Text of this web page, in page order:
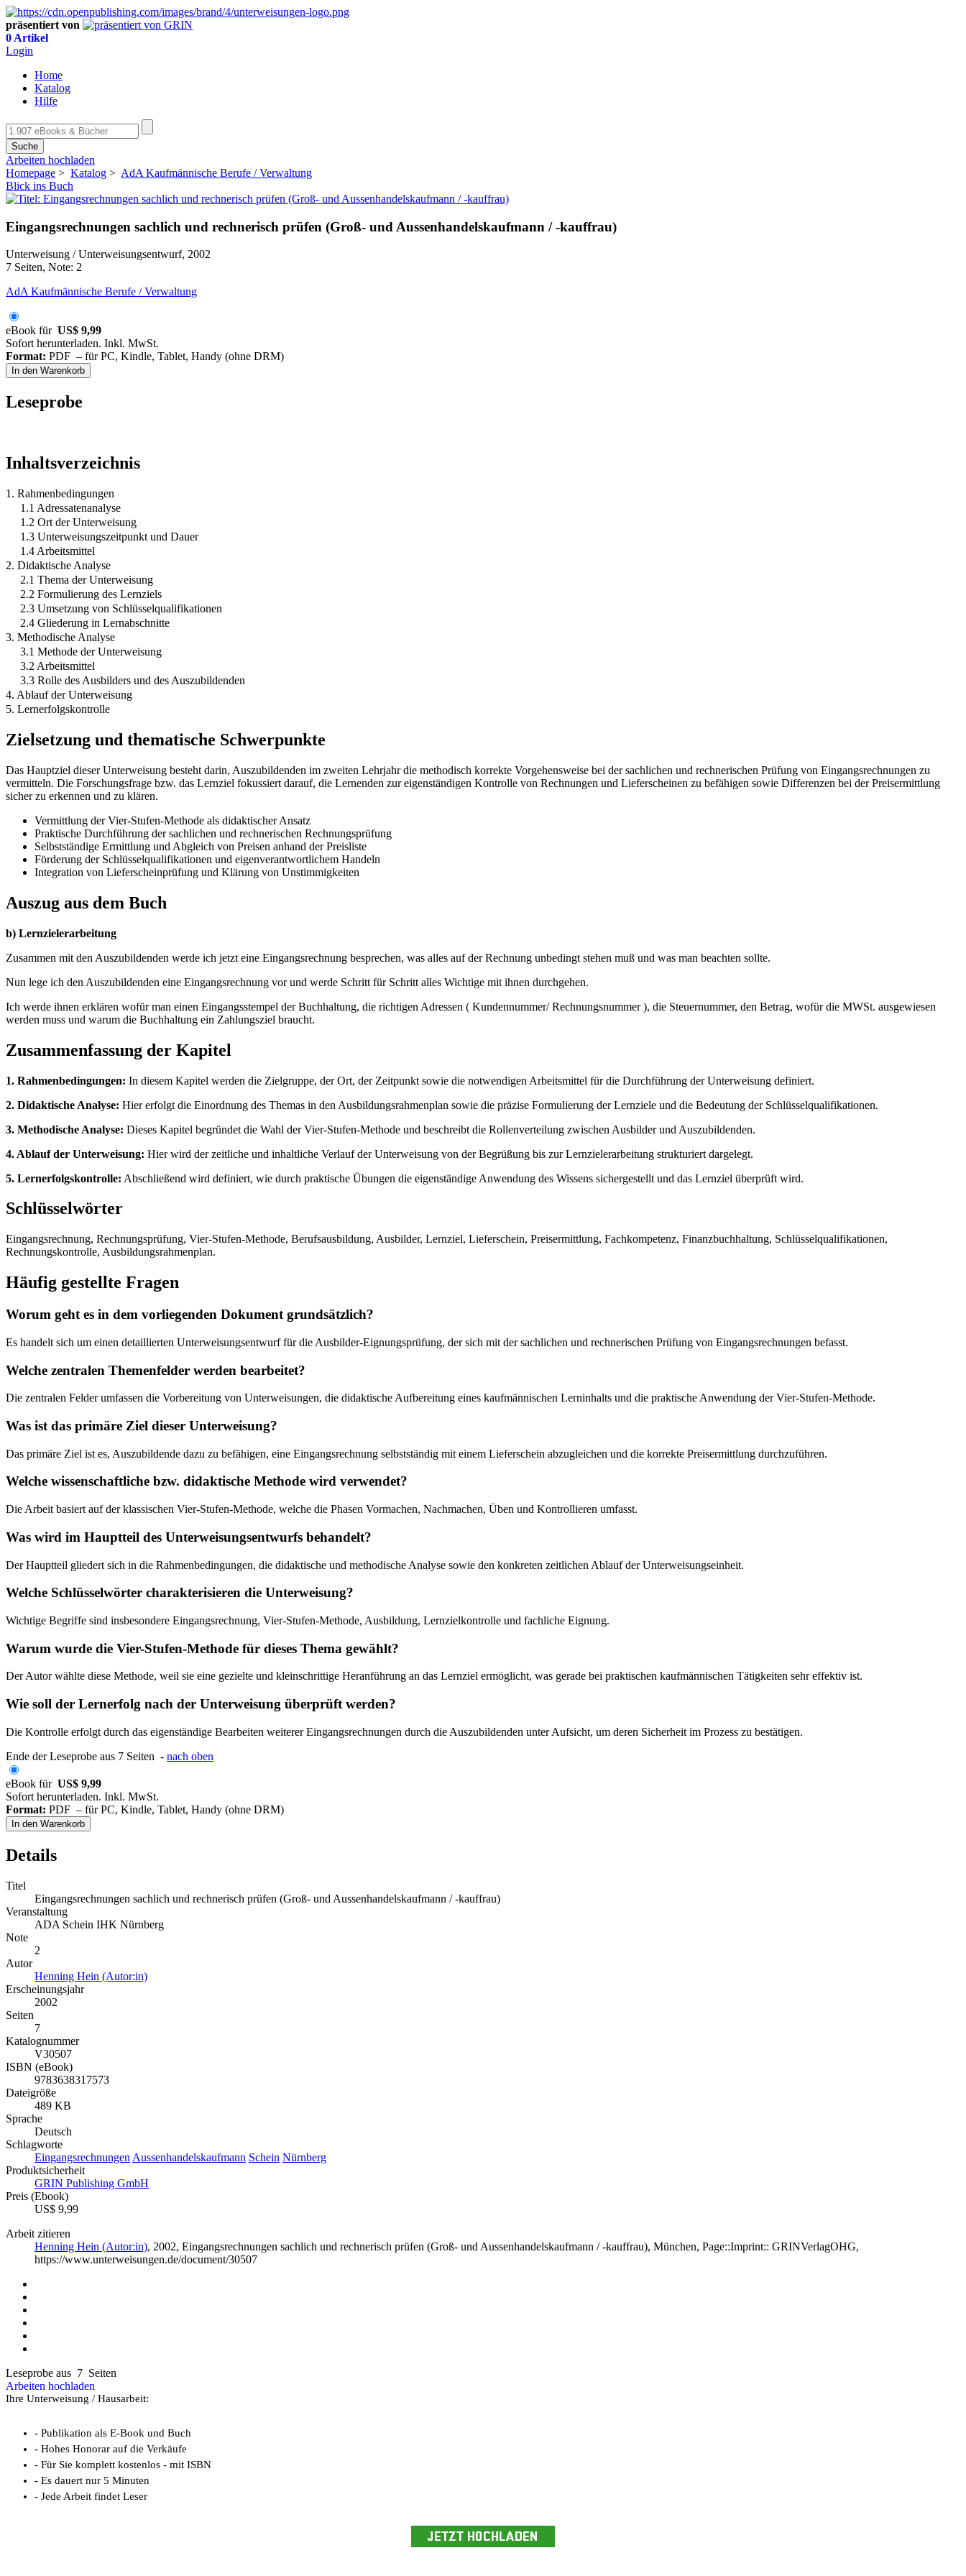
präsentiert von
0 Artikel
Login
Home
Katalog
Hilfe
Suche
Arbeiten hochladen
Homepage > Katalog > AdA Kaufmännische Berufe / Verwaltung
Blick ins Buch
Eingangsrechnungen sachlich und rechnerisch prüfen (Groß- und Aussenhandelskaufmann / -kauffrau)
Unterweisung / Unterweisungsentwurf, 2002
7 Seiten, Note: 2
AdA Kaufmännische Berufe / Verwaltung
eBook für US$ 9,99
Sofort herunterladen. Inkl. MwSt.
Format: PDF – für PC, Kindle, Tablet, Handy (ohne DRM)
In den Warenkorb
Leseprobe
Inhaltsverzeichnis
1. Rahmenbedingungen
1.1 Adressatenanalyse
1.2 Ort der Unterweisung
1.3 Unterweisungszeitpunkt und Dauer
1.4 Arbeitsmittel
2. Didaktische Analyse
2.1 Thema der Unterweisung
2.2 Formulierung des Lernziels
2.3 Umsetzung von Schlüsselqualifikationen
2.4 Gliederung in Lernabschnitte
3. Methodische Analyse
3.1 Methode der Unterweisung
3.2 Arbeitsmittel
3.3 Rolle des Ausbilders und des Auszubildenden
4. Ablauf der Unterweisung
5. Lernerfolgskontrolle
Zielsetzung und thematische Schwerpunkte
Das Hauptziel dieser Unterweisung besteht darin, Auszubildenden im zweiten Lehrjahr die methodisch korrekte Vorgehensweise bei der sachlichen und rechnerischen Prüfung von Eingangsrechnungen zu
vermitteln. Die Forschungsfrage bzw. das Lernziel fokussiert darauf, die Lernenden zur eigenständigen Kontrolle von Rechnungen und Lieferscheinen zu befähigen sowie Differenzen bei der Preisermittlung
sicher zu erkennen und zu klären.
Vermittlung der Vier-Stufen-Methode als didaktischer Ansatz
Praktische Durchführung der sachlichen und rechnerischen Rechnungsprüfung
Selbstständige Ermittlung und Abgleich von Preisen anhand der Preisliste
Förderung der Schlüsselqualifikationen und eigenverantwortlichem Handeln
Integration von Lieferscheinprüfung und Klärung von Unstimmigkeiten
Auszug aus dem Buch
b) Lernzielerarbeitung
Zusammen mit den Auszubildenden werde ich jetzt eine Eingangsrechnung besprechen, was alles auf der Rechnung unbedingt stehen muß und was man beachten sollte.
Nun lege ich den Auszubildenden eine Eingangsrechnung vor und werde Schritt für Schritt alles Wichtige mit ihnen durchgehen.
Ich werde ihnen erklären wofür man einen Eingangsstempel der Buchhaltung, die richtigen Adressen ( Kundennummer/ Rechnungsnummer ), die Steuernummer, den Betrag, wofür die MWSt. ausgewiesen
werden muss und warum die Buchhaltung ein Zahlungsziel braucht.
Zusammenfassung der Kapitel
1. Rahmenbedingungen: In diesem Kapitel werden die Zielgruppe, der Ort, der Zeitpunkt sowie die notwendigen Arbeitsmittel für die Durchführung der Unterweisung definiert.
2. Didaktische Analyse: Hier erfolgt die Einordnung des Themas in den Ausbildungsrahmenplan sowie die präzise Formulierung der Lernziele und die Bedeutung der Schlüsselqualifikationen.
3. Methodische Analyse: Dieses Kapitel begründet die Wahl der Vier-Stufen-Methode und beschreibt die Rollenverteilung zwischen Ausbilder und Auszubildenden.
4. Ablauf der Unterweisung: Hier wird der zeitliche und inhaltliche Verlauf der Unterweisung von der Begrüßung bis zur Lernzielerarbeitung strukturiert dargelegt.
5. Lernerfolgskontrolle: Abschließend wird definiert, wie durch praktische Übungen die eigenständige Anwendung des Wissens sichergestellt und das Lernziel überprüft wird.
Schlüsselwörter
Eingangsrechnung, Rechnungsprüfung, Vier-Stufen-Methode, Berufsausbildung, Ausbilder, Lernziel, Lieferschein, Preisermittlung, Fachkompetenz, Finanzbuchhaltung, Schlüsselqualifikationen,
Rechnungskontrolle, Ausbildungsrahmenplan.
Häufig gestellte Fragen
Worum geht es in dem vorliegenden Dokument grundsätzlich?
Es handelt sich um einen detaillierten Unterweisungsentwurf für die Ausbilder-Eignungsprüfung, der sich mit der sachlichen und rechnerischen Prüfung von Eingangsrechnungen befasst.
Welche zentralen Themenfelder werden bearbeitet?
Die zentralen Felder umfassen die Vorbereitung von Unterweisungen, die didaktische Aufbereitung eines kaufmännischen Lerninhalts und die praktische Anwendung der Vier-Stufen-Methode.
Was ist das primäre Ziel dieser Unterweisung?
Das primäre Ziel ist es, Auszubildende dazu zu befähigen, eine Eingangsrechnung selbstständig mit einem Lieferschein abzugleichen und die korrekte Preisermittlung durchzuführen.
Welche wissenschaftliche bzw. didaktische Methode wird verwendet?
Die Arbeit basiert auf der klassischen Vier-Stufen-Methode, welche die Phasen Vormachen, Nachmachen, Üben und Kontrollieren umfasst.
Was wird im Hauptteil des Unterweisungsentwurfs behandelt?
Der Hauptteil gliedert sich in die Rahmenbedingungen, die didaktische und methodische Analyse sowie den konkreten zeitlichen Ablauf der Unterweisungseinheit.
Welche Schlüsselwörter charakterisieren die Unterweisung?
Wichtige Begriffe sind insbesondere Eingangsrechnung, Vier-Stufen-Methode, Ausbildung, Lernzielkontrolle und fachliche Eignung.
Warum wurde die Vier-Stufen-Methode für dieses Thema gewählt?
Der Autor wählte diese Methode, weil sie eine gezielte und kleinschrittige Heranführung an das Lernziel ermöglicht, was gerade bei praktischen kaufmännischen Tätigkeiten sehr effektiv ist.
Wie soll der Lernerfolg nach der Unterweisung überprüft werden?
Die Kontrolle erfolgt durch das eigenständige Bearbeiten weiterer Eingangsrechnungen durch die Auszubildenden unter Aufsicht, um deren Sicherheit im Prozess zu bestätigen.
Ende der Leseprobe aus 7 Seiten - nach oben
eBook für US$ 9,99
Sofort herunterladen. Inkl. MwSt.
Format: PDF – für PC, Kindle, Tablet, Handy (ohne DRM)
In den Warenkorb
Details
Titel
Eingangsrechnungen sachlich und rechnerisch prüfen (Groß- und Aussenhandelskaufmann / -kauffrau)
Veranstaltung
ADA Schein IHK Nürnberg
Note
2
Autor
Henning Hein (Autor:in)
Erscheinungsjahr
2002
Seiten
7
Katalognummer
V30507
ISBN (eBook)
9783638317573
Dateigröße
489 KB
Sprache
Deutsch
Schlagworte
Eingangsrechnungen Aussenhandelskaufmann Schein Nürnberg
Produktsicherheit
GRIN Publishing GmbH
Preis (Ebook)
US$ 9,99
Arbeit zitieren
Henning Hein (Autor:in), 2002, Eingangsrechnungen sachlich und rechnerisch prüfen (Groß- und Aussenhandelskaufmann / -kauffrau), München, Page::Imprint:: GRINVerlagOHG,
https://www.unterweisungen.de/document/30507
Leseprobe aus 7 Seiten
Arbeiten hochladen
Ihre Unterweisung / Hausarbeit:
- Publikation als E-Book und Buch
- Hohes Honorar auf die Verkäufe
- Für Sie komplett kostenlos - mit ISBN
- Es dauert nur 5 Minuten
- Jede Arbeit findet Leser